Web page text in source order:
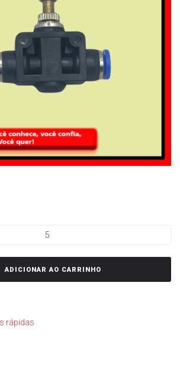
ADICIONAR AO CARRINHO
rápidas